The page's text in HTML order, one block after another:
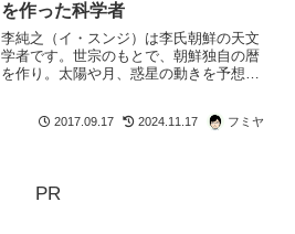
を作った科学者
李純之（イ・スンジ）は李氏朝鮮の天文
学者です。世宗のもとで、朝鮮独自の暦
を作り。太陽や月、惑星の動きを予想し
れている部分もありますが。実際には朝
2017.09.17 2024.11.17 フミヤ
PR